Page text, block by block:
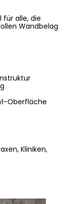
für alle, die
Wandbelag
Oberfläche
Kliniken,